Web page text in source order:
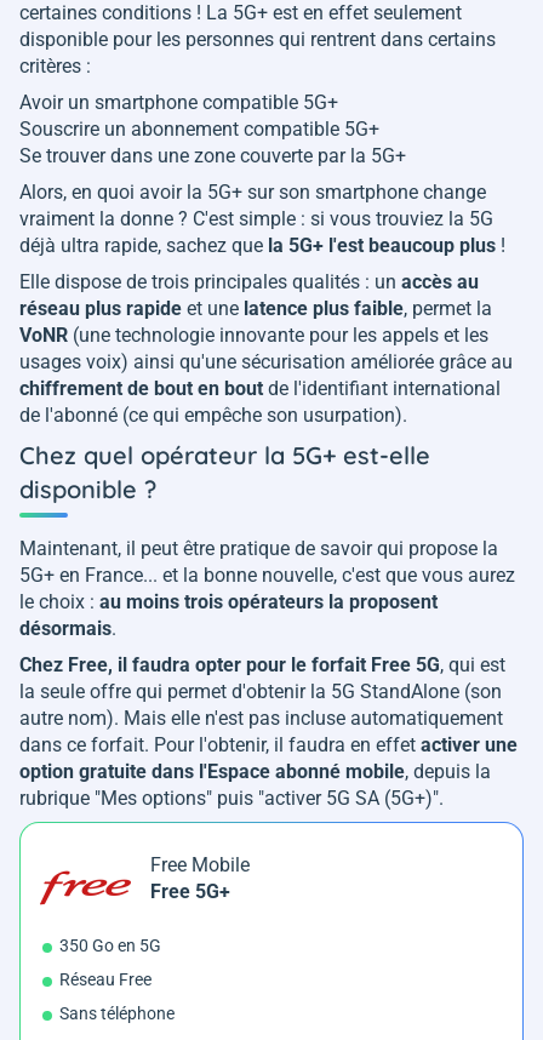
certaines conditions ! La 5G+ est en effet seulement
disponible pour les personnes qui rentrent dans certains
critères :
Avoir un smartphone compatible 5G+
Souscrire un abonnement compatible 5G+
Se trouver dans une zone couverte par la 5G+
Alors, en quoi avoir la 5G+ sur son smartphone change
vraiment la donne ? C'est simple : si vous trouviez la 5G
déjà ultra rapide, sachez que la 5G+ l'est beaucoup plus !
Elle dispose de trois principales qualités : un accès au
réseau plus rapide et une latence plus faible, permet la
VoNR (une technologie innovante pour les appels et les
usages voix) ainsi qu'une sécurisation améliorée grâce au
chiffrement de bout en bout de l'identifiant international
de l'abonné (ce qui empêche son usurpation).
Chez quel opérateur la 5G+ est-elle
disponible ?
Maintenant, il peut être pratique de savoir qui propose la
5G+ en France... et la bonne nouvelle, c'est que vous aurez
le choix : au moins trois opérateurs la proposent
désormais.
Chez Free, il faudra opter pour le forfait Free 5G, qui est
la seule offre qui permet d'obtenir la 5G StandAlone (son
autre nom). Mais elle n'est pas incluse automatiquement
dans ce forfait. Pour l'obtenir, il faudra en effet activer une
option gratuite dans l'Espace abonné mobile, depuis la
rubrique "Mes options" puis "activer 5G SA (5G+)".
Free Mobile
Free 5G+
350 Go en 5G
Réseau Free
Sans téléphone